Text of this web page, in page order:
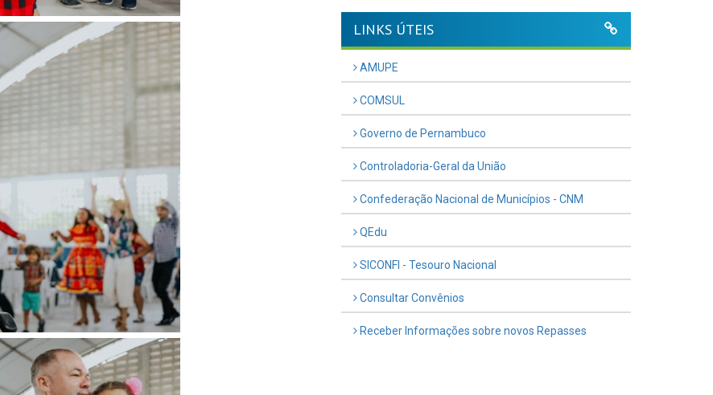
LINKS ÚTEIS
AMUPE
COMSUL
Governo de Pernambuco
Controladoria-Geral da União
Confederação Nacional de Municípios - CNM
QEdu
SICONFI - Tesouro Nacional
Consultar Convênios
Receber Informações sobre novos Repasses